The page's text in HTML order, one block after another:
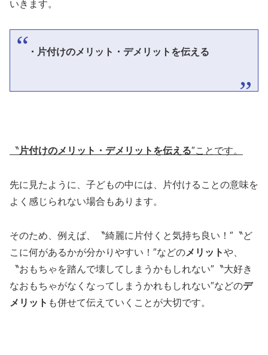
いきます。
・片付けのメリット・デメリットを伝える
〝片付けのメリット・デメリットを伝える″ことです。
先に見たように、子どもの中には、片付けることの意味を
よく感じられない場合もあります。
そのため、例えば、〝綺麗に片付くと気持ち良い！″〝ど
こに何があるかが分かりやすい！″などのメリットや、
〝おもちゃを踏んで壊してしまうかもしれない″〝大好き
なおもちゃがなくなってしまうかれもしれない″などのデ
メリット も併せて伝えていくことが大切です。